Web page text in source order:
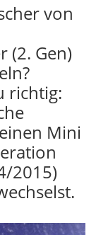
von
(2. Gen)
richtig:
Mini
2015)